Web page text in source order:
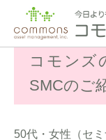
コモンズ投信 ホーム
コモンズ
SMCのご
50代・女性（セミ